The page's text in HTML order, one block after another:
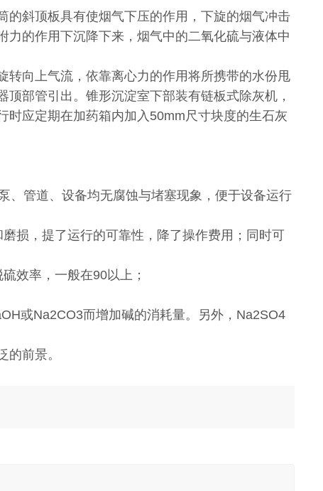
斜顶板具有使烟气下压的作用，下旋的烟气冲击
的作用下沉降下来，烟气中的二氧化硫与液体中
转向上气流，依靠离心力的作用将所携带的水份甩
部管引出。锥形沉淀室下部装有链板式除灰机，
应定期在加药箱内加入50mm尺寸块度的生石灰
、管道、设备均无腐蚀与堵塞现象，便于设备运行
损，提了运行的可靠性，降了操作费用；同时可
效率，一般在90以上；
或Na2CO3而增加碱的消耗量。另外，Na2SO4
前景。